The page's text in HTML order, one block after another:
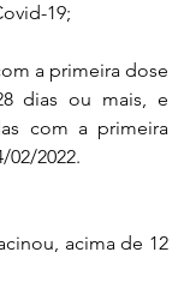
19;
a primeira dose
dias ou mais, e
com a primeira
02/2022.
acima de 12